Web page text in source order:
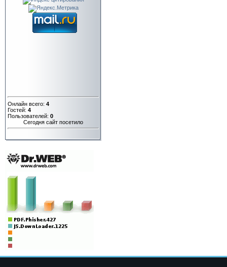
Онлайн всего: 4
Гостей: 4
Пользователей: 0
Сегодня сайт посетило